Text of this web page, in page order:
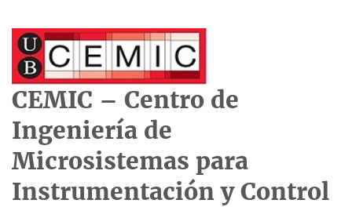
CEMIC – Centro de
Ingeniería de
Microsistemas para
Instrumentación y Control